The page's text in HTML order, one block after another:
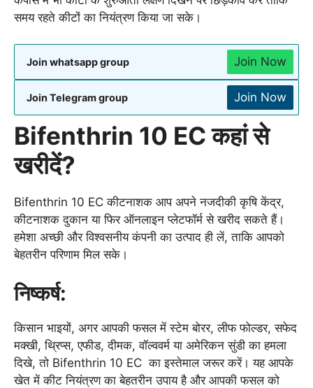
समय रहते कीटों का नियंत्रण किया जा सके।
Join whatsapp group Join Now
Join Telegram group Join Now
Bifenthrin 10 EC कहां से
खरीदें?
Bifenthrin 10 EC कीटनाशक आप अपने नजदीकी कृषि केंद्र,
कीटनाशक दुकान या फिर ऑनलाइन प्लेटफॉर्म से खरीद सकते हैं।
हमेशा अच्छी और विश्वसनीय कंपनी का उत्पाद ही लें, ताकि आपको
बेहतरीन परिणाम मिल सके।
निष्कर्ष:
किसान भाइयों, अगर आपकी फसल में स्टेम बोरर, लीफ फोल्डर, सफेद
मक्खी, थ्रिप्स, एफीड, दीमक, वॉल्ववर्म या अमेरिकन सुंडी का हमला
दिखे, तो Bifenthrin 10 EC का इस्तेमाल जरूर करें। यह आपके
खेत में कीट नियंत्रण का बेहतरीन उपाय है और आपकी फसल को